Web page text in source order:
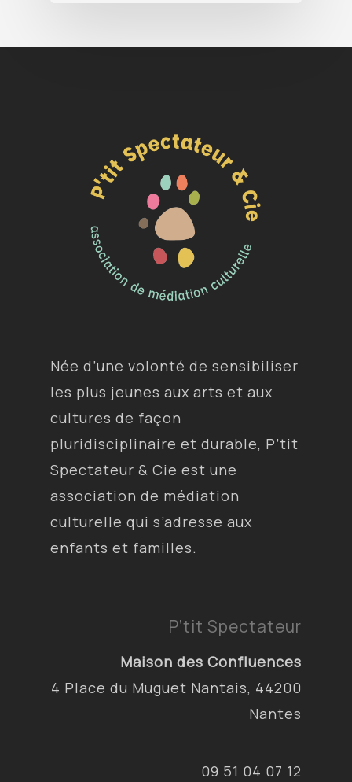
Née d’une volonté de sensibiliser
les plus jeunes aux arts et aux
cultures de façon
pluridisciplinaire et durable, P’tit
Spectateur & Cie est une
association de médiation
culturelle qui s’adresse aux
enfants et familles.
P’tit Spectateur
Maison des Confluences
4 Place du Muguet Nantais, 44200
Nantes
09 51 04 07 12